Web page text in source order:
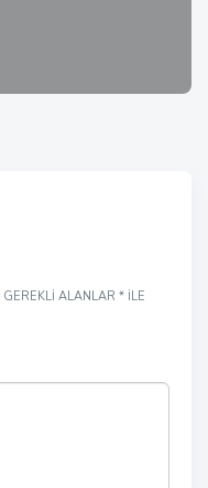
GEREKLI ALANLAR * ILE